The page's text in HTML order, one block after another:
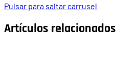
Pulsar para saltar carrusel
Artículos relacionados